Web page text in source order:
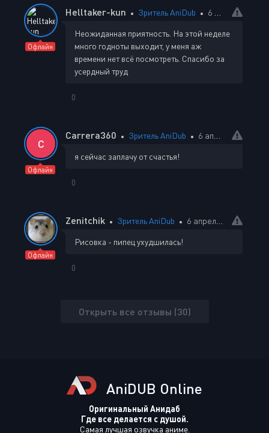
Офлайн
Helltaker-kun Зритель AniDub 6 апреля 2024 19:09
Неожиданная приятность. На этой неделе
много годноты выходит, у меня аж
времени нет всё посмотреть. Спасибо за
усердный труд
0
C
Офлайн
Carrera360 Зритель AniDub 6 апреля 2024 19:21
я сейчас заплачу от счастья!
0
Офлайн
Zenitchik Зритель AniDub 6 апреля 2024 23:47
Рисовка - пипец ухудшилась!
0
Открыть все отзывы (30)
AniDUB Online
Оригинальный Анидаб
Где все делается с душой.
Самая лучшая озвучка аниме.